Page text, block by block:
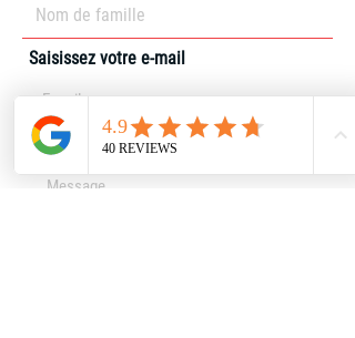
Saisissez votre e-mail
Écrivez votre message ici...